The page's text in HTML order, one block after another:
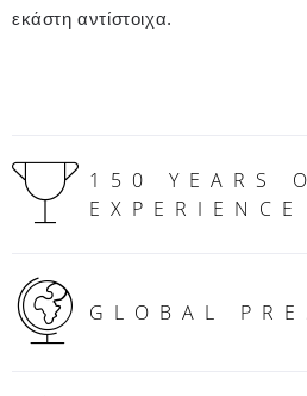
εκάστη αντίστοιχα.
150 YEARS
EXPERIENCE
GLOBAL